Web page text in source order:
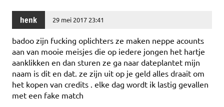
henk 29 mei 2017 23:41
badoo zijn fucking oplichters ze maken neppe acounts
aan van mooie meisjes die op iedere jongen het hartje
aanklikken en dan sturen ze ga naar dateplantet mijn
naam is dit en dat. ze zijn uit op je geld alles draait om
het kopen van credits . elke dag wordt ik lastig gevallen
met een fake match